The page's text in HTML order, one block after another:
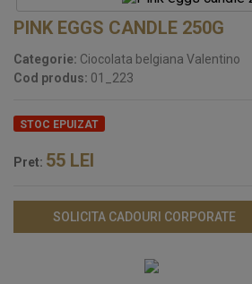
PINK EGGS CANDLE 250G
Categorie: Ciocolata belgiana Valentino
Cod produs: 01_223
STOC EPUIZAT
Pret: 55 LEI
SOLICITA CADOURI CORPORATE